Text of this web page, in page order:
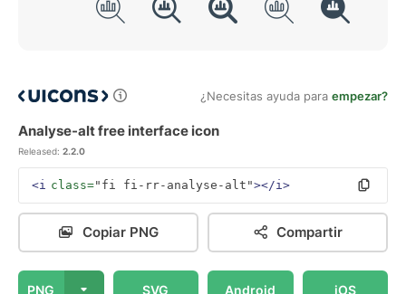
¿Necesitas ayuda para empezar?
Analyse-alt free interface icon
Released: 2.2.0
<i class="fi fi-rr-analyse-alt"></i>
Copiar PNG Compartir
PNG SVG Android iOS